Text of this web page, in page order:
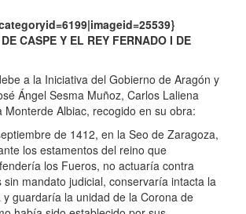
CASPE Y EL REY FERNADO I DE
a la Iniciativa del Gobierno de Aragón y
Ángel Sesma Muñoz, Carlos Laliena
Monterde Albiac, recogido en su obra:
de 1412, en la Seo de Zaragoza,
los estamentos del reino que
los Fueros, no actuaría contra
sin mandato judicial, conservaría intacta la
y guardaría la unidad de la Corona de